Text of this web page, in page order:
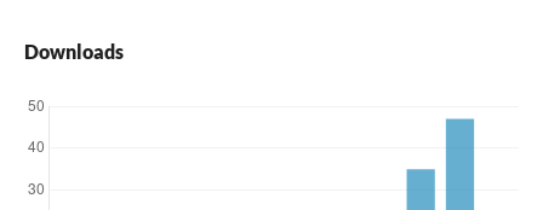
Downloads